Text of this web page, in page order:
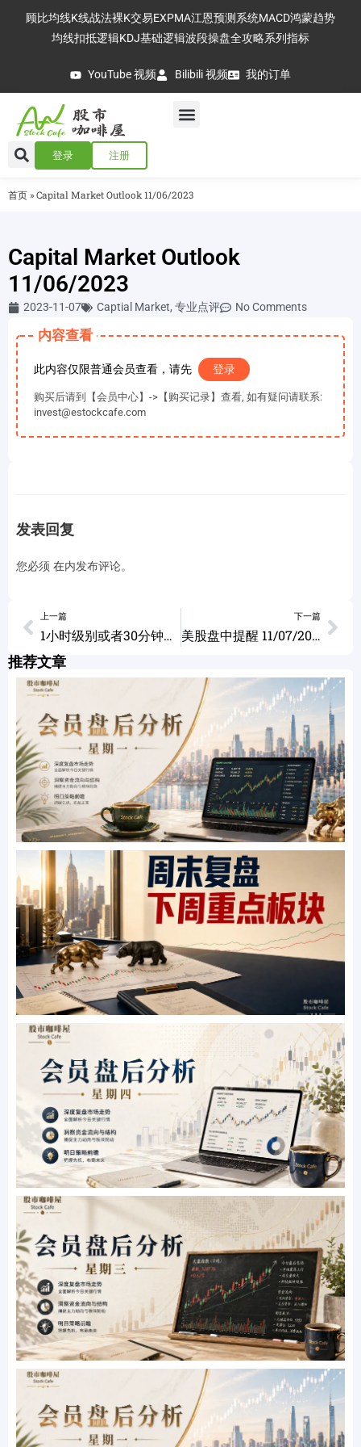
顾比均线K线战法裸K交易EXPMA江恩预测系统MACD鸿蒙趋势
均线扣抵逻辑KDJ基础逻辑波段操盘全攻略系列指标
YouTube 视频 Bilibili 视频 我的订单
登录 注册
首页 » Capital Market Outlook 11/06/2023
Capital Market Outlook
11/06/2023
2023-11-07 Captial Market, 专业点评 No Comments
内容查看
此内容仅限普通会员查看，请先 登录
购买后请到【会员中心】->【购买记录】查看, 如有疑问请联系:
invest@estockcafe.com
发表回复
您必须 在内发布评论。
上一篇
1小时级别或者30分钟级别走好的几种情况 11/06/2023
下一篇
美股盘中提醒 11/07/2023
推荐文章